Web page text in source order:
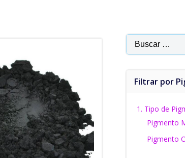
Buscar:
Filtrar por
1. Tipo de
Pigmento
Pigmento